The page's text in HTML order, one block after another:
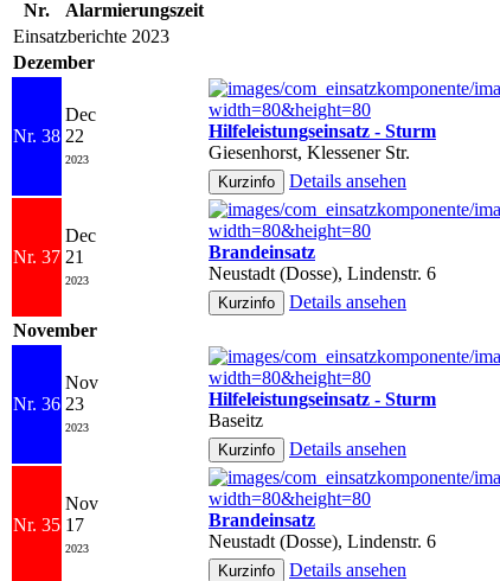
Nr. Alarmierungszeit
Einsatzberichte 2023
Dezember
Nr. 38
Dec
22
2023
Hilfeleistungseinsatz - Sturm
Giesenhorst, Klessener Str.
Details ansehen
Nr. 37
Dec
21
2023
Brandeinsatz
Neustadt (Dosse), Lindenstr. 6
Details ansehen
November
Nr. 36
Nov
23
2023
Hilfeleistungseinsatz - Sturm
Baseitz
Details ansehen
Nr. 35
Nov
17
2023
Brandeinsatz
Neustadt (Dosse), Lindenstr. 6
Details ansehen